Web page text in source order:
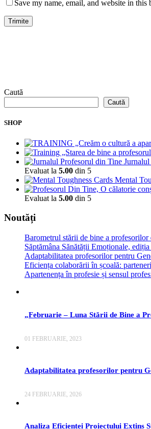
Save my name, email, and website in
Caută
Caută
SHOP
Evaluat la 5.00 din 5
Mental
Evaluat la 5.00 din 5
Noutăți
Barometrul stării de bine a
Săptămâna Sănătății Emoționale,
Adaptabilitatea profesorilor pentru
Eficiența colaborării în școală:
Apartenența în profesie și sensul
„Februarie – Luna Stării de Bine a
01 FEBRUARIE, 2023
Adaptabilitatea profesorilor pentru
24 FEBRUARIE, 2026
Analiza Eficienței Proiectului Extins